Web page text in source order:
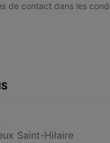
de contact dans les
Saint-Hilaire